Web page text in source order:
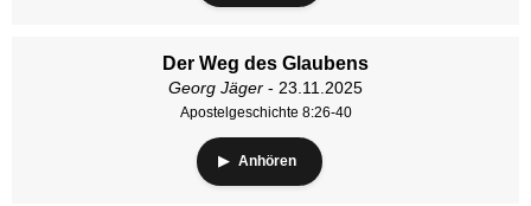
Der Weg des Glaubens
Georg Jäger - 23.11.2025
Apostelgeschichte 8:26-40
Anhören